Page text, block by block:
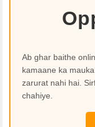
Ab ghar baithe
kamaane ka
zarurat nahi hai.
chahiye.